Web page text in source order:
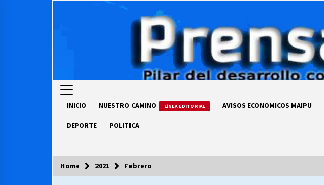
INICIO NUESTRO CAMINO LÍNEA EDITORIAL AVISOS ECONOMICOS MAIPU
DEPORTE POLITICA
COLUMNISTA
Home 2021 Febrero